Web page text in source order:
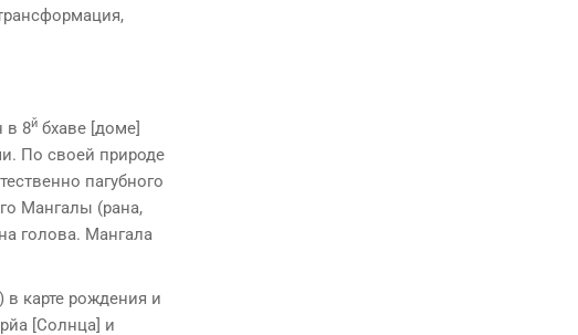
в 8й бхаве [доме]
По своей природе
пагубного
Мангалы (рана,
голова. Мангала
в карте рождения и
[Солнца] и